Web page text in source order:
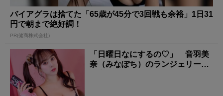
バイアグラは捨てた「65歳が45分で3回戦も余裕」1日31
円で朝まで絶好調！
PR(健商株式会社)
「日曜日なにするの♡」 音羽美
奈（みなぽち）のランジェリー姿